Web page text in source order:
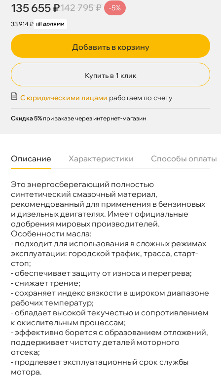
135 655 ₽142 795 ₽ -5%
33 914 ₽
Добавить в корзину
Купить в 1 клик
С юридическими лицами работаем по счету
Скидка 5% при заказе через интернет-магазин
Описание Характеристики Способы оплаты
Это энергосберегающий полностью
синтетический смазочный материал,
рекомендованный для применения в бензиновых
и дизельных двигателях. Имеет официальные
одобрения мировых производителей.
Особенности масла:
- подходит для использования в сложных режимах
эксплуатации: городской трафик, трасса, старт-
стоп;
- обеспечивает защиту от износа и перегрева;
- снижает трение;
- сохраняет индекс вязкости в широком диапазоне
рабочих температур;
- обладает высокой текучестью и сопротивлением
к окислительным процессам;
- эффективно борется с образованием отложений,
поддерживает чистоту деталей моторного
отсека;
- продлевает эксплуатационный срок службы
мотора.
язкость
5W-40
Тип масла
Синтетика
Допуски
VW 502.00, VW 505.00, Porsche A40, BMW-
LL-01, MB 229.5, Renault RN0700, RN0710
Объем
216,5л
Артикул
203070